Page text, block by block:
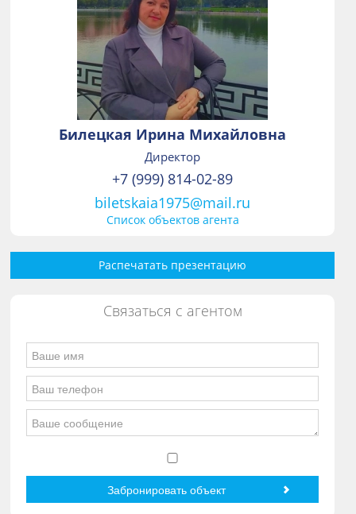
Билецкая Ирина Михайловна
Директор
+7 (999) 814-02-89
biletskaia1975@mail.ru
Список объектов агента
Распечатать презентацию
Связаться с агентом